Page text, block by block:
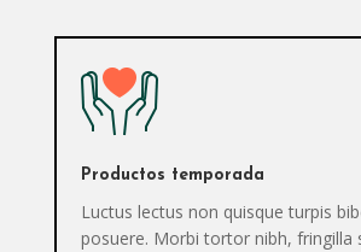
Productos temporada
Luctus lectus non quisque turpis
posuere. Morbi tortor nibh, fringilla